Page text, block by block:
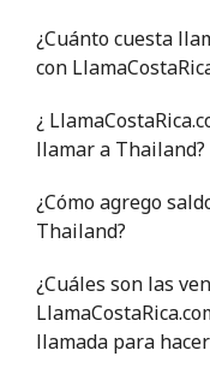
Celular ⁦103.9¢⁩
Turkey
Línea fija ⁦4.9¢⁩
Celular ⁦29.9¢⁩
¿Cuánto cuesta
con
¿
llamar a Thailand?
¿Cómo agrego
Thailand?
¿Cuáles son las
llamada para